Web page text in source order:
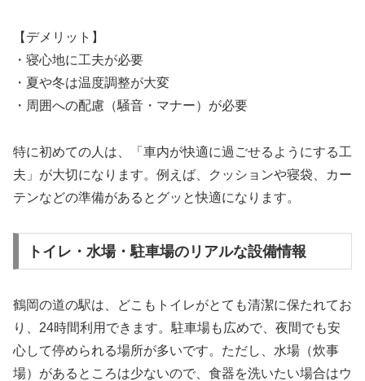
【デメリット】
・寝心地に工夫が必要
・夏や冬は温度調整が大変
・周囲への配慮（騒音・マナー）が必要
特に初めての人は、「車内が快適に過ごせるようにする工
夫」が大切になります。例えば、クッションや寝袋、カー
テンなどの準備があるとグッと快適になります。
トイレ・水場・駐車場のリアルな設備情報
鶴岡の道の駅は、どこもトイレがとても清潔に保たれてお
り、24時間利用できます。駐車場も広めで、夜間でも安
心して停められる場所が多いです。ただし、水場（炊事
場）があるところは少ないので、食器を洗いたい場合はウ